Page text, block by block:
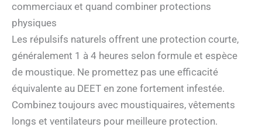
commerciaux et quand combiner protections
physiques
Les répulsifs naturels offrent une protection courte,
généralement 1 à 4 heures selon formule et espèce
de moustique. Ne promettez pas une efficacité
équivalente au DEET en zone fortement infestée.
Combinez toujours avec moustiquaires, vêtements
longs et ventilateurs pour meilleure protection.